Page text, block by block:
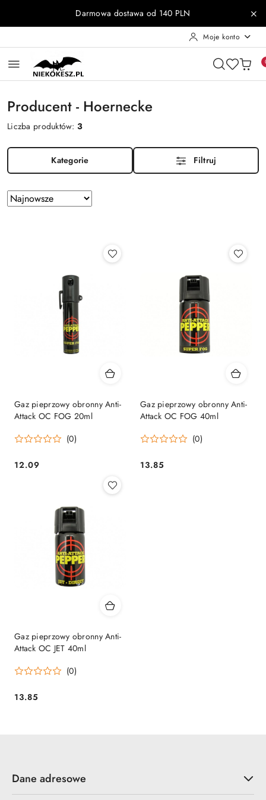
Przejdź do treści głównej
Przejdź do wyszukiwarki
Przejdź do moje konto
Przejdź do menu głównego
Przejdź do stopkiDarmowa dostawa od 140 PLN
Moje konto
Producent - Hoernecke
Liczba produktów:3
Kategorie Filtruj
Zastosowano
sortowanie:
Sortuj
według
Gaz pieprzowy obronny Anti-
Attack OC FOG 20ml
(0)
Cena:
12.09
Gaz pieprzowy obronny Anti-
Attack OC FOG 40ml
(0)
Cena:
13.85
Gaz pieprzowy obronny Anti-
Attack OC JET 40ml
(0)
Cena:
13.85
Dane adresowe